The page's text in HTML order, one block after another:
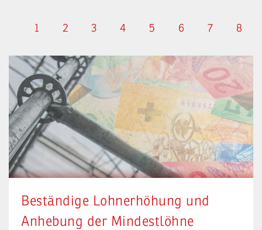
1 2 3 4 5 6 7 8
Beständige Lohnerhöhung und
Anhebung der Mindestlöhne